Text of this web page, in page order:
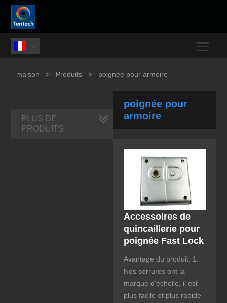

maison > Produits > poignée pour armoire
poignée pour
armoire
Accessoires de
quincaillerie pour
poignée Fast Lock
Avantage du produit: 1.
Nos serrures ont la
marque d'échelle, il est
plus facile et plus rapide
PLUS DE
PRODUITS